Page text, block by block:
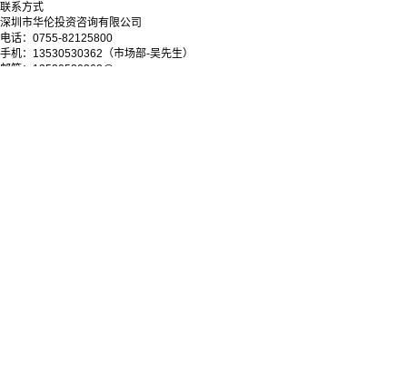
联系方式
深圳市华伦投资咨询有限公司
电话：0755-82125800
手机：13530530362（市场部-吴先生）
邮箱：13530530362@qq.com